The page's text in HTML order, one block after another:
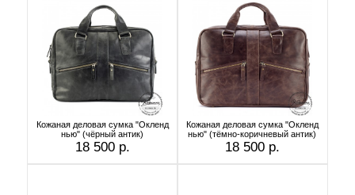
Кожаная деловая сумка "Окленд
нью" (чёрный антик)
18 500 р.
Кожаная деловая сумка "Окленд
нью" (тёмно-коричневый антик)
18 500 р.